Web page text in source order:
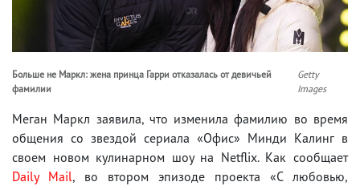
Больше не Маркл: жена принца Гарри отказалась от девичьей
фамилии
Getty
Images
Меган Маркл заявила, что изменила фамилию во время
общения со звездой сериала «Офис» Минди Калинг в
своем новом кулинарном шоу на Netflix. Как сообщает
Daily Mail, во втором эпизоде ​​проекта «С любовью,